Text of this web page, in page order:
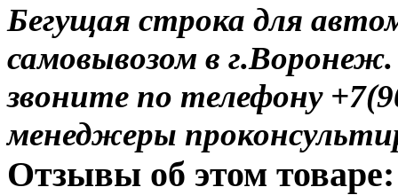
Бегущая строка для
самовывозом в
звоните по телефону
менеджеры
Отзывы об этом товаре: